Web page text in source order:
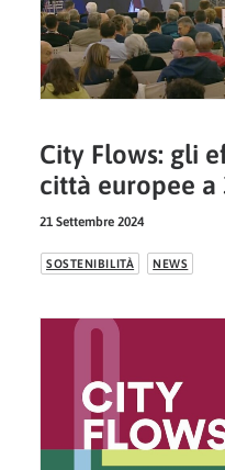
City Flows: gli
città europee a
21 Settembre 2024
SOSTENIBILITÀ NEWS